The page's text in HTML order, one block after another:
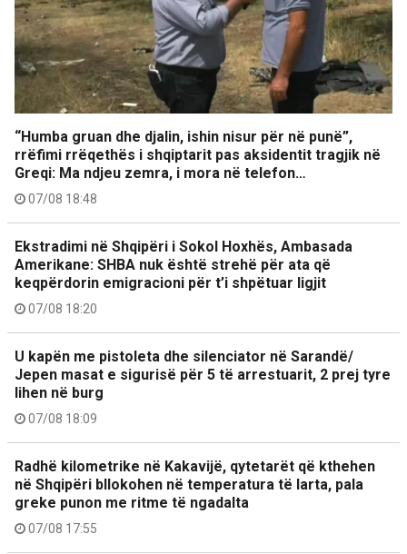
“Humba gruan dhe djalin, ishin nisur për në punë”,
rrëfimi rrëqethës i shqiptarit pas aksidentit tragjik në
Greqi: Ma ndjeu zemra, i mora në telefon…
07/08 18:48
Ekstradimi në Shqipëri i Sokol Hoxhës, Ambasada
Amerikane: SHBA nuk është strehë për ata që
keqpërdorin emigracioni për t’i shpëtuar ligjit
07/08 18:20
U kapën me pistoleta dhe silenciator në Sarandë/
Jepen masat e sigurisë për 5 të arrestuarit, 2 prej tyre
lihen në burg
07/08 18:09
Radhë kilometrike në Kakavijë, qytetarët që kthehen
në Shqipëri bllokohen në temperatura të larta, pala
greke punon me ritme të ngadalta
07/08 17:55